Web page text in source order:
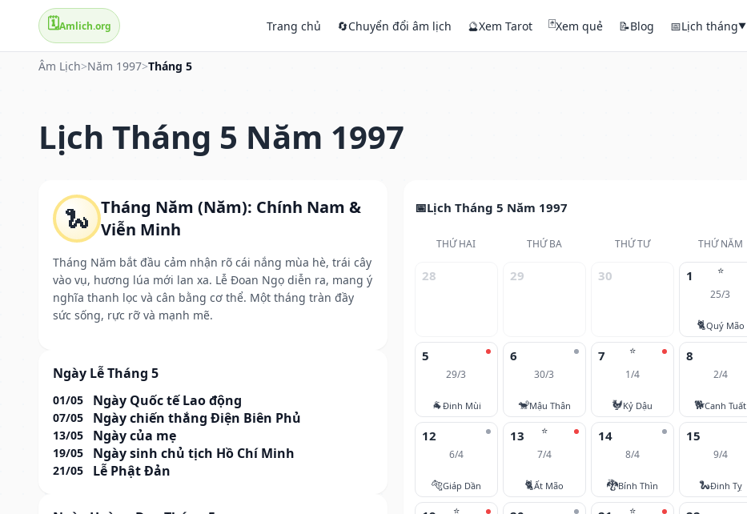
🗓️Amlich.org Trang chủ 🔄Chuyển đổi âm lịch 🔮Xem Tarot 🃏Xem quẻ 📝Blog 📅Lịch tháng▼
Âm Lịch>Năm 1997>Tháng 5
Lịch Tháng 5 Năm 1997
🐍 Tháng Năm (Năm): Chính Nam &
Viễn Minh
Tháng Năm bắt đầu cảm nhận rõ cái nắng mùa hè, trái cây
vào vụ, hương lúa mới lan xa. Lễ Đoan Ngọ diễn ra, mang ý
nghĩa thanh lọc và cân bằng cơ thể. Một tháng tràn đầy
sức sống, rực rỡ và mạnh mẽ.
Ngày Lễ Tháng 5
01/05 Ngày Quốc tế Lao động
07/05 Ngày chiến thắng Điện Biên Phủ
13/05 Ngày của mẹ
19/05 Ngày sinh chủ tịch Hồ Chí Minh
21/05 Lễ Phật Đản
Lịch Tháng 5 Năm 1997
THỨ HAI THỨ BA THỨ TƯ THỨ NĂM
28 29 30 ⭐
1
25/3
🐈Quý Mão
5
29/3
🐐Đinh Mùi
6
30/3
🐒Mậu Thân
⭐
7
1/4
🐓Kỷ Dậu
8
2/4
🐕Canh Tuất
12
6/4
🐅Giáp Dần
⭐
13
7/4
🐈Ất Mão
14
8/4
🐉Bính Thìn
15
9/4
🐍Đinh Tỵ
⭐ ⭐